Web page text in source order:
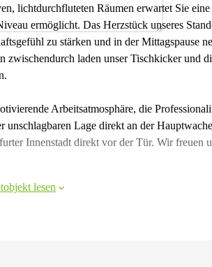
lichtdurchfluteten Räumen erwartet Sie
ermöglicht. Das Herzstück unseres
zu stärken und in der Mittagspause
zwischendurch laden unser Tischkicker und
Arbeitsatmosphäre, die
unschlagbaren Lage direkt an der
Innenstadt direkt vor der Tür. Wir freuen
lesen